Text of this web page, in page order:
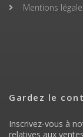
Mentions
Gardez le
Inscrivez-vous à
relatives aux